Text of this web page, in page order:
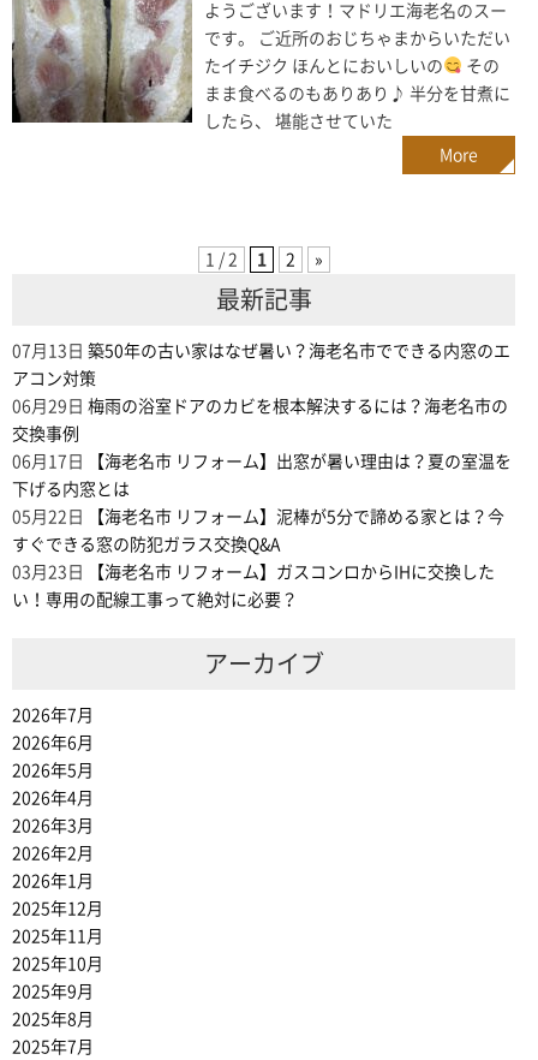
ようございます！マドリエ海老名のスー
です。 ご近所のおじちゃまからいただい
たイチジク ほんとにおいしいの
その
まま食べるのもありあり♪ 半分を甘煮に
したら、 堪能させていた
More
1 / 2 1 2 »
最新記事
07月13日 築50年の古い家はなぜ暑い？海老名市でできる内窓のエ
アコン対策
06月29日 梅雨の浴室ドアのカビを根本解決するには？海老名市の
交換事例
06月17日
【海老名市 リフォーム】出窓が暑い理由は？夏の室温を
下げる内窓とは
05月22日
【海老名市 リフォーム】泥棒が5分で諦める家とは？今
すぐできる窓の防犯ガラス交換Q&A
03月23日
【海老名市 リフォーム】ガスコンロからIHに交換した
い！専用の配線工事って絶対に必要？
アーカイブ
2026年7月
2026年6月
2026年5月
2026年4月
2026年3月
2026年2月
2026年1月
2025年12月
2025年11月
2025年10月
2025年9月
2025年8月
2025年7月